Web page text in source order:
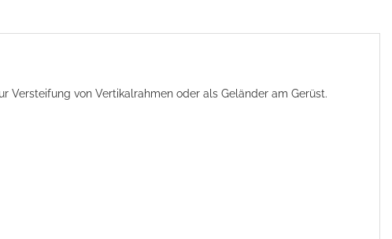
Versteifung von Vertikalrahmen oder als Geländer am Gerüst.